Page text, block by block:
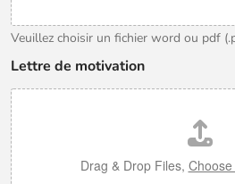
Veuillez choisir un fichier word ou pdf
Lettre de motivation
Drag & Drop Files,